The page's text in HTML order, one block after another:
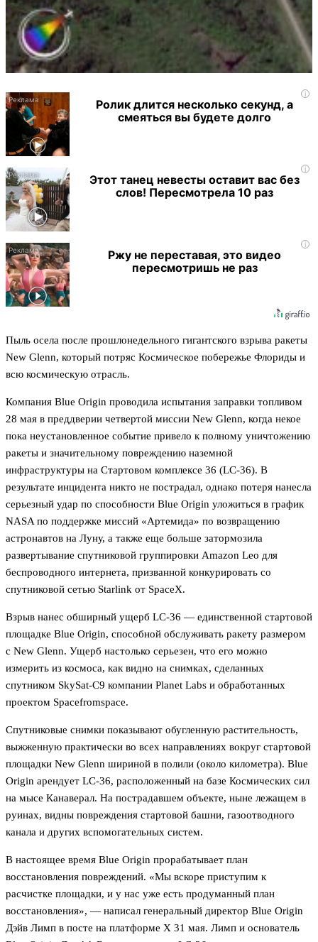
i
Ролик длится несколько секунд, а
смеяться вы будете долго
i
Этот танец невесты оставит вас без
слов! Пересмотрела 10 раз
i
Ржу не переставая, это видео
пересмотришь не раз
Пыль осела после прошлонедельного гигантского взрыва ракеты
New Glenn, который потряс Космическое побережье Флориды и
всю космическую отрасль.
Компания Blue Origin проводила испытания заправки топливом
28 мая в преддверии четвертой миссии New Glenn, когда некое
пока неустановленное событие привело к полному уничтожению
ракеты и значительному повреждению наземной
инфраструктуры на Стартовом комплексе 36 (LC-36). В
результате инцидента никто не пострадал, однако потеря нанесла
серьезный удар по способности Blue Origin уложиться в график
NASA по поддержке миссий «Артемида» по возвращению
астронавтов на Луну, а также еще больше затормозила
развертывание спутниковой группировки Amazon Leo для
беспроводного интернета, призванной конкурировать со
спутниковой сетью Starlink от SpaceX.
Взрыв нанес обширный ущерб LC-36 — единственной стартовой
площадке Blue Origin, способной обслуживать ракету размером
с New Glenn. Ущерб настолько серьезен, что его можно
измерить из космоса, как видно на снимках, сделанных
спутником SkySat-C9 компании Planet Labs и обработанных
проектом Spacefromspace.
Спутниковые снимки показывают обугленную растительность,
выжженную практически во всех направлениях вокруг стартовой
площадки New Glenn шириной в полили (около километра). Blue
Origin арендует LC-36, расположенный на базе Космических сил
на мысе Канаверал. На пострадавшем объекте, ныне лежащем в
руинах, видны повреждения стартовой башни, газоотводного
канала и других вспомогательных систем.
В настоящее время Blue Origin прорабатывает план
восстановления повреждений. «Мы вскоре приступим к
расчистке площадки, и у нас уже есть продуманный план
восстановления», — написал генеральный директор Blue Origin
Дэйв Лимп в посте на платформе X 31 мая. Лимп и основатель